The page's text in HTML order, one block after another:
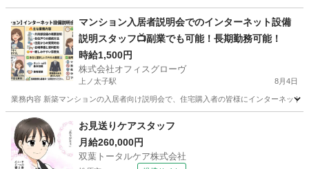
接客 スタッフ
マンション入居者説明会でのインターネット設備
説明スタッフ📺副業でも可能！長期勤務可能！
時給1,500円
株式会社オフィスグローヴ
上ノ太子駅 8月4日
業務内容 新築マンションの入居者向け説明会で、住宅購入者の皆様にインターネッ
大阪 南河内郡 上ノ太子駅 接客
お見送りケアスタッフ
月給260,000円
双葉トータルケア株式会社